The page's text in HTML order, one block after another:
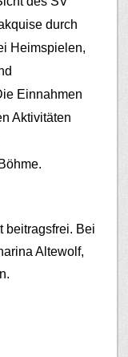
durch
Heimspielen,
Einnahmen
Aktivitäten
beitragsfrei. Bei
Altewolf,